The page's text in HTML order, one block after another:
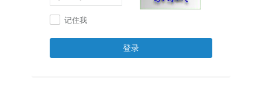
记住我
登录